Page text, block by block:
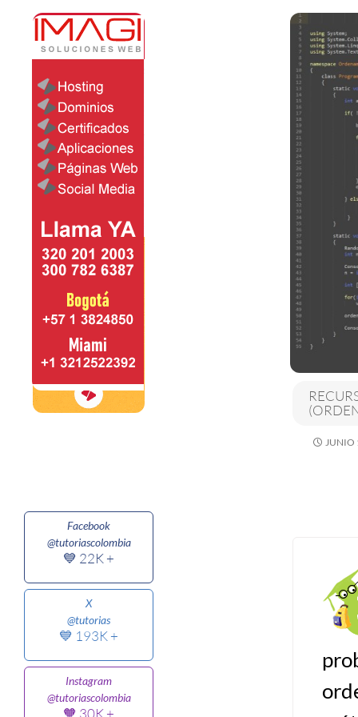
Algoritmos I [Ingresar]
Breve historia Ξ Operadores lógicos
Ξ Operadores de relación Ξ
Variables Ξ Estructura de un
algoritmo Ξ Expresiones aritméticas
Ξ Enunciado lectura/escritura Ξ
condicionales) Ξ Estructuras
repetitivas (ciclo para, ciclo mientras,
>> Ingresar YA a este tutorial
Algoritmos II [Ingresar]
cadenas Ξ Procedimientos Ξ
Funciones Ξ Recursión Ξ Arreglos
unidimensionales (vectores) Ξ
Arreglos bidimensionales (matrices)
Ξ Arreglos multidimensionales Ξ
Métodos de ordenamiento (burbuja,
selección, inserción, shell) Ξ
Métodos de búsqueda (secuencial,
JUNIO
Facebook
@tutoriascolombia
💙 22K +
X
@tutorias
💙 193K +
Instagram
@tutoriascolombia
🧡 30K +